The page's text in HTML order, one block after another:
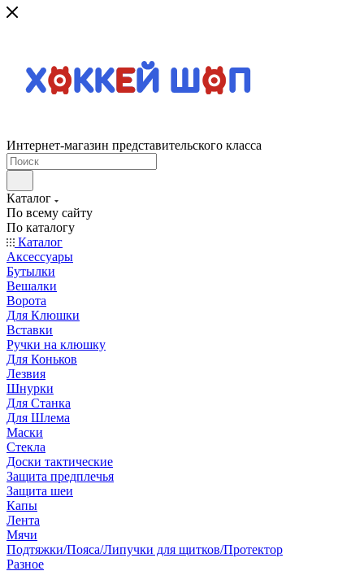
Интернет-магазин представительского класса
Каталог
По всему сайту
По каталогу
Каталог
Аксессуары
Бутылки
Вешалки
Ворота
Для Клюшки
Вставки
Ручки на клюшку
Для Коньков
Лезвия
Шнурки
Для Станка
Для Шлема
Маски
Стекла
Доски тактические
Защита предплечья
Защита шеи
Капы
Лента
Мячи
Подтяжки/Пояса/Липучки для щитков/Протектор
Разное